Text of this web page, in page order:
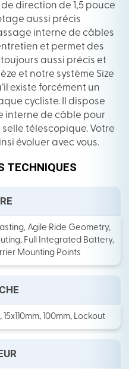
direction de 1,5 pouce
aussi précis
interne de câbles
et permet des
aussi précis et
et notre système Size
existe forcément un
cycliste. Il dispose
interne de câble pour
selle télescopique. Votre
évoluer avec vous.
TECHNIQUES
Agile Ride Geometry,
Full Integrated Battery,
Mounting Points
100mm, Lockout